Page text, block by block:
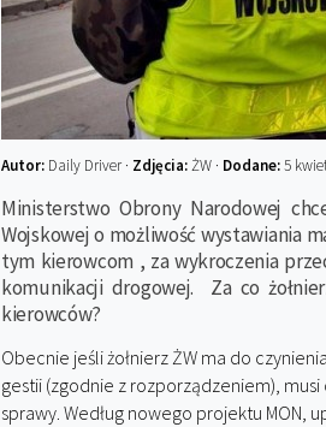
Autor: Daily Driver · Zdjęcia:ŻW · Dodane:5
Ministerstwo Obrony Narodowej
Wojskowej o możliwość wystawiania
tym kierowcom , za wykroczenia
komunikacji drogowej. Za co
kierowców?
Obecnie jeśli żołnierz ŻW ma do
gestii (zgodnie z rozporządzeniem),
sprawy. Według nowego projektu MON,